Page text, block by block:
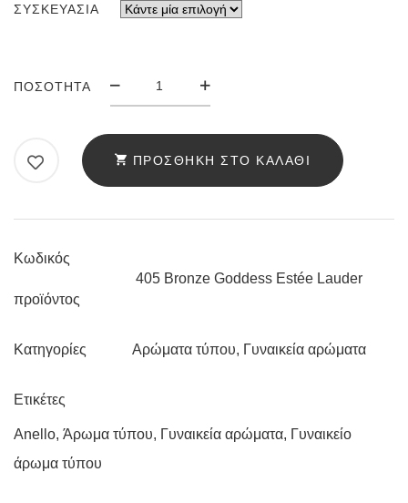
ΣΥΣΚΕΥΑΣΊΑ
ΠΟΣΌΤΗΤΑ
ΆΡΩΜΑ
ANELLO
LAUDER
ΠΡΟΣΘΉΚΗ ΣΤΟ ΚΑΛΆΘΙ
Κωδικός
προϊόντος
405 Bronze Goddess Estée Lauder
Κατηγορίες Αρώματα τύπου, Γυναικεία αρώματα
Ετικέτες
Anello, Άρωμα τύπου, Γυναικεία αρώματα, Γυναικείο
άρωμα τύπου